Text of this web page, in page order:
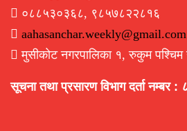
०८८५३०३६८, ९८५७८२२८१६
aahasanchar.weekly@gmail.com
मुसीकोट नगरपालिका १, रुकुम पश्चिम
सूचना तथा प्रसारण विभाग दर्ता नम्बर